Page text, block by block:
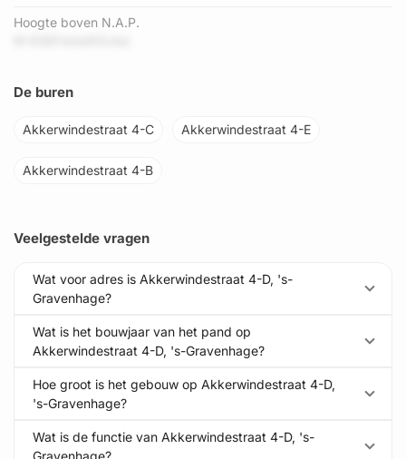
Hoogte boven N.A.P.
De buren
Akkerwindestraat 4-C Akkerwindestraat 4-E
Akkerwindestraat 4-B
Veelgestelde vragen
Wat voor adres is Akkerwindestraat 4-D, 's-
Gravenhage?
Wat is het bouwjaar van het pand op
Akkerwindestraat 4-D, 's-Gravenhage?
Hoe groot is het gebouw op Akkerwindestraat 4-D,
's-Gravenhage?
Wat is de functie van Akkerwindestraat 4-D, 's-
Gravenhage?